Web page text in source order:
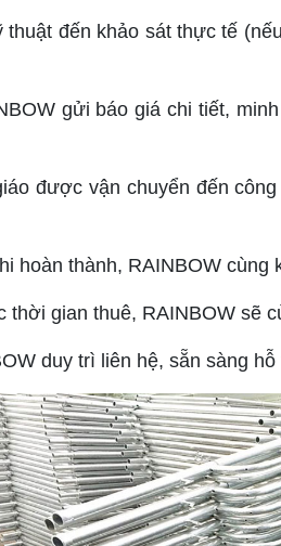
thuật đến khảo sát thực tế
gửi báo giá chi tiết,
được vận chuyển đến
hoàn thành, RAINBOW
thời gian thuê, RAINBOW sẽ
duy trì liên hệ, sẵn sàng